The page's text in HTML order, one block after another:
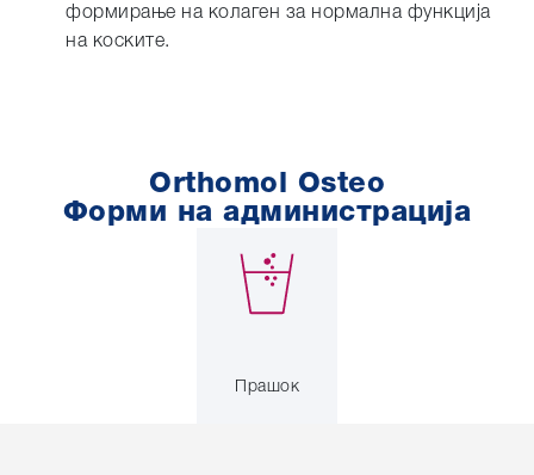
формирање на колаген за нормална функција
на коските.
Orthomol Osteo
Форми на администрација
Прашок